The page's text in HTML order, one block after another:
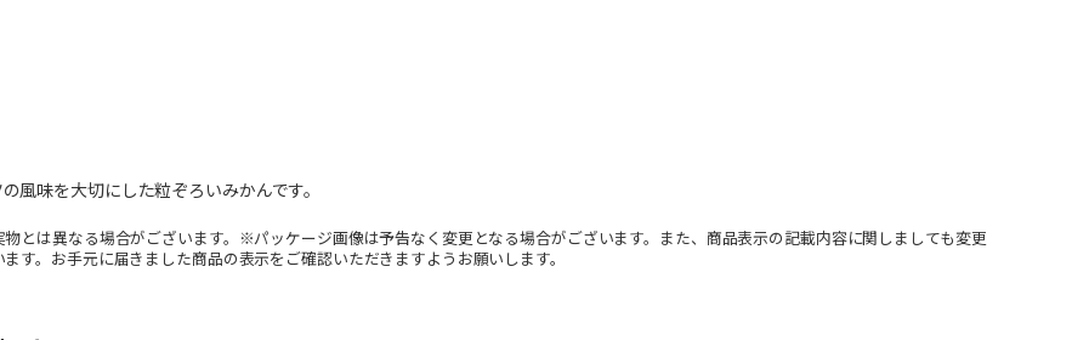
風味を大切にした粒ぞろいみかんです。
とは異なる場合がございます。※パッケージ画像は予告なく変更となる場合がございます。また、商品表示の記載内容に関しましても変更
す。お手元に届きました商品の表示をご確認いただきますようお願いします。